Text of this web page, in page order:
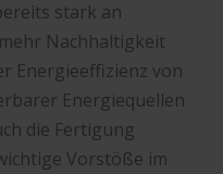
stark an
Nachhaltigkeit
Energieeffizienz von
Energiequellen
die Fertigung
Vorstöße im